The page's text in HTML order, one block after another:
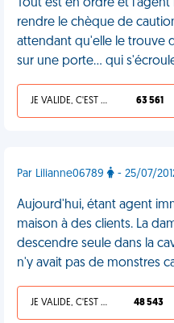
Tout est en ordre et
rendre le chèque de
attendant qu'elle le trouve
sur une porte... qui
JE VALIDE, C'EST UNE VDM 63 561
Par Lilianne06789 - 25/07/
Aujourd'hui, étant agent
maison à des clients. La
descendre seule dans la
n'y avait pas de monstres
JE VALIDE, C'EST UNE VDM 48 543